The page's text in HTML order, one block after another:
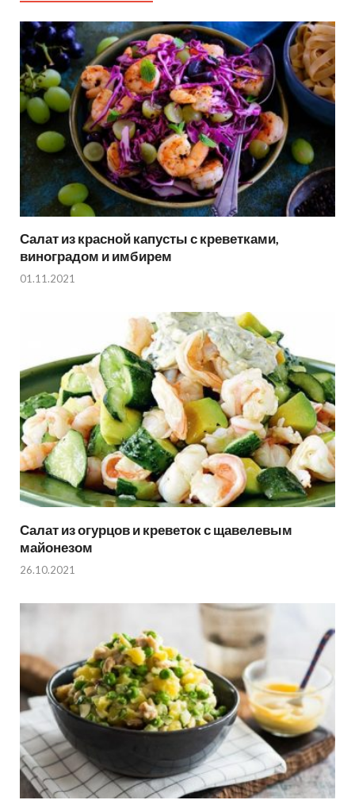
Салат из красной капусты с креветками,
виноградом и имбирем
01.11.2021
Салат из огурцов и креветок с щавелевым
майонезом
26.10.2021